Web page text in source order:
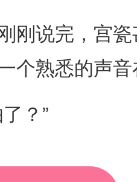
说完，宫瓷
个熟悉的声
？”